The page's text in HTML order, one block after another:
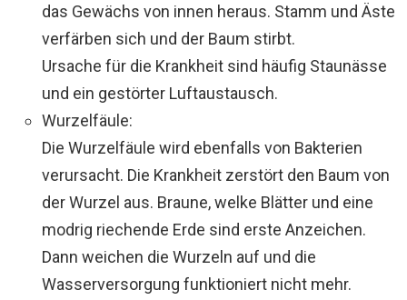
das Gewächs von innen heraus. Stamm und Äste
verfärben sich und der Baum stirbt.
Ursache für die Krankheit sind häufig Staunässe
und ein gestörter Luftaustausch.
Wurzelfäule:
Die Wurzelfäule wird ebenfalls von Bakterien
verursacht. Die Krankheit zerstört den Baum von
der Wurzel aus. Braune, welke Blätter und eine
modrig riechende Erde sind erste Anzeichen.
Dann weichen die Wurzeln auf und die
Wasserversorgung funktioniert nicht mehr.